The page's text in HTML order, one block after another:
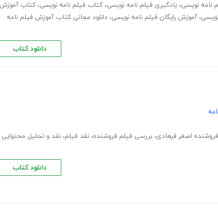
نامه نویسی، یادگیری فیلم نامه نویسی، کتاب فیلم نامه نویسی، کتاب آموزش
، آموزش رایگان فیلم نامه نویسی، دانلود مجانی کتاب آموزش فیلم نامه
دانلود کتاب
اصغر فرهادی، بررسی فیلم فروشنده، نقد فیلم، نقد و تحلیل محتوایی
دانلود کتاب